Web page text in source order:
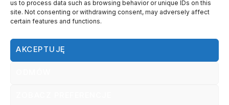
us to process data such as browsing behavior or unique IDs on this
site. Not consenting or withdrawing consent, may adversely affect
certain features and functions.
AKCEPTUJĘ
Odnawialne Źródła Energii
Ogniwa Paliwowe
Orlen
OZE
Polska Produkcja Wodoru
Przemysł
Technologia Wodorowa
Technologie Wodorowe
Transformacja Energetyczna
Transport Wodorowy
Unia Europejska
Wodorowa